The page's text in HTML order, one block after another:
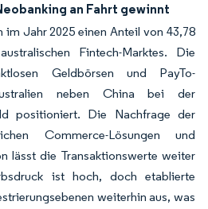
an Fahrt gewinnt
Jahr 2025 einen Anteil von 43,78
Fintech-Marktes. Die
Geldbörsen und PayTo-
neben China bei der
positioniert. Die Nachfrage der
Commerce-Lösungen und
lässt die Transaktionswerte weiter
ist hoch, doch etablierte
weiterhin aus, was